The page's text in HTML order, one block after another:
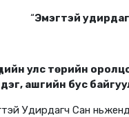
“Эмэгтэй
улс төрийн
ашгийн бус
Удирдагч Сан